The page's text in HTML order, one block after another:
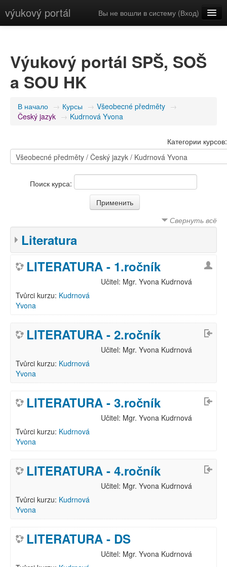
výukový portál Вы не вошли в систему (Вход)
Výukový portál SPŠ, SOŠ
a SOU HK
В начало → Курсы → Všeobecné předměty →
Český jazyk → Kudrnová Yvona
Категории курсов:
Поиск курса:
Свернуть всё
Literatura
LITERATURA - 1.ročník
Učitel: Mgr. Yvona Kudrnová
Tvůrci kurzu: Kudrnová
Yvona
LITERATURA - 2.ročník
Učitel: Mgr. Yvona Kudrnová
Tvůrci kurzu: Kudrnová
Yvona
LITERATURA - 3.ročník
Učitel: Mgr. Yvona Kudrnová
Tvůrci kurzu: Kudrnová
Yvona
LITERATURA - 4.ročník
Učitel: Mgr. Yvona Kudrnová
Tvůrci kurzu: Kudrnová
Yvona
LITERATURA - DS
Učitel: Mgr. Yvona Kudrnová